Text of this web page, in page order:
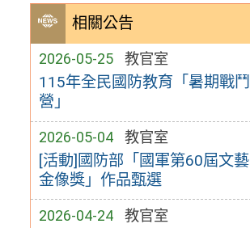
相關公告
2026-05-25 教官室
115年全民國防教育「暑期戰鬥
營」
2026-05-04 教官室
[活動]國防部「國軍第60屆文藝
金像獎」作品甄選
2026-04-24 教官室